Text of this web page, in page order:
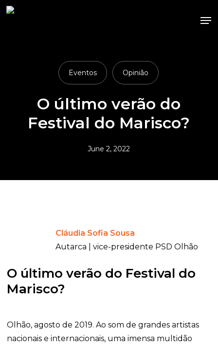
Skip
Eventos Opinião
O último verão do
Festival do Marisco?
June 2, 2022
Cláudia Sofia Sousa
Autarca | vice-presidente PSD Olhão
O último verão do Festival do
Marisco?
Olhão, agosto de 2019. Ao som de grandes artistas
nacionais e internacionais, uma imensa multidão